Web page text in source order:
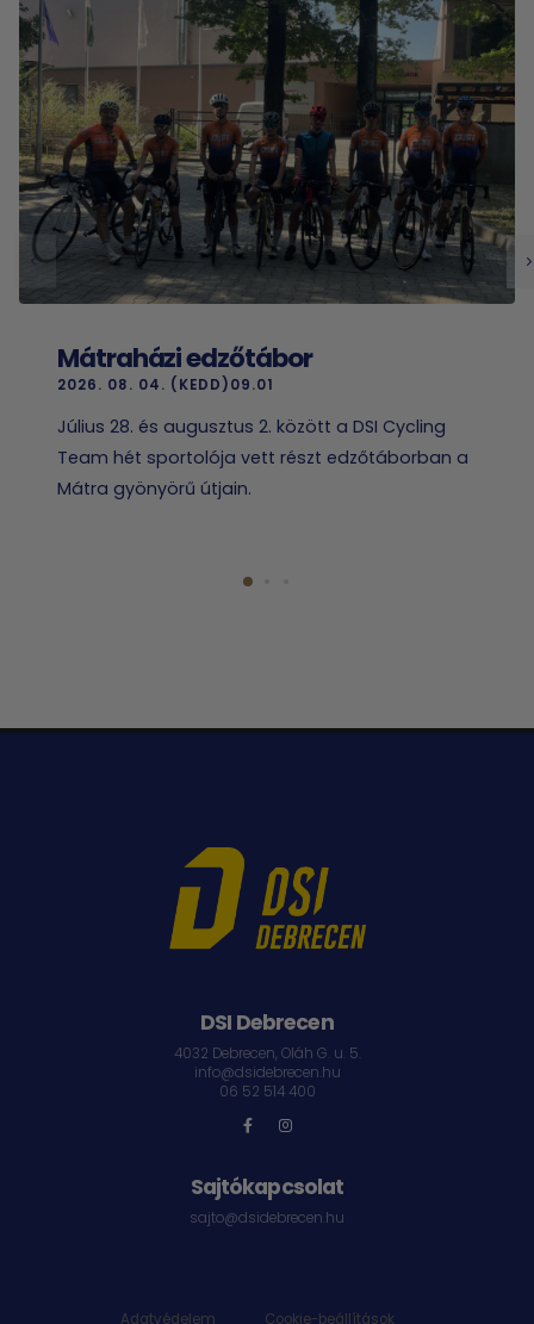
Mátraházi edzőtábor
2026. 08. 04. (KEDD)09.01
Július 28. és augusztus 2. között a DSI Cycling
Team hét sportolója vett részt edzőtáborban a
Mátra gyönyörű útjain.
DSI Debrecen
4032 Debrecen, Oláh G. u. 5.
info@dsidebrecen.hu
06 52 514 400
Sajtókapcsolat
sajto@dsidebrecen.hu
Adatvédelem Cookie-beállítások